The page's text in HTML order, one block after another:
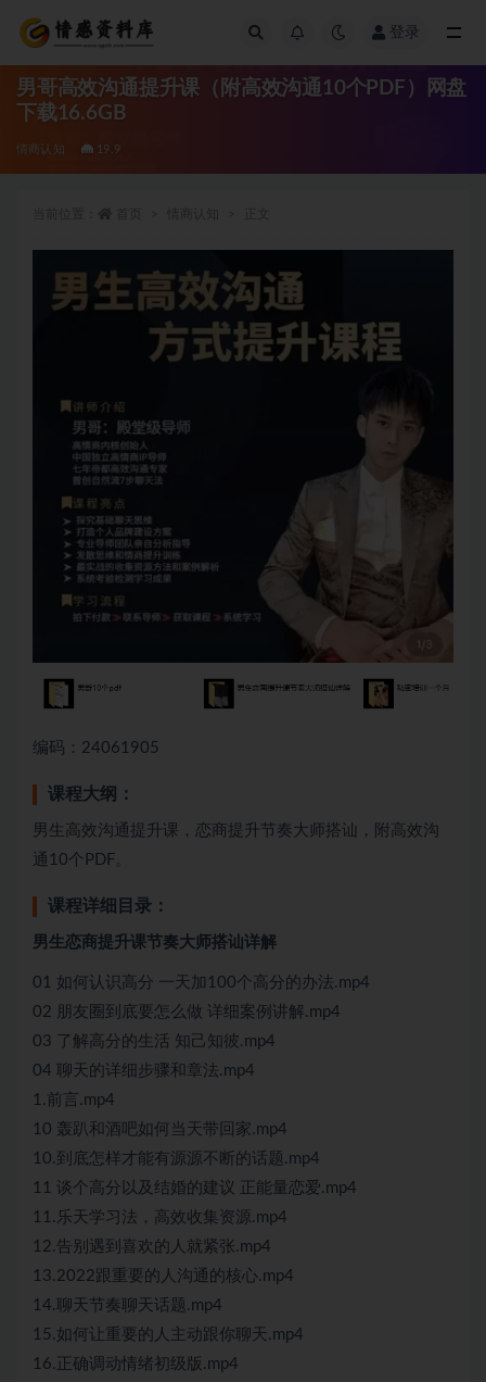
登录
男哥高效沟通提升课（附高效沟通10个PDF）网盘
下载16.6GB
情商认知 19.9
编码：24061905
课程大纲：
男生高效沟通提升课，恋商提升节奏大师搭讪，附高效沟
通10个PDF。
课程详细目录：
男生恋商提升课节奏大师搭讪详解
01 如何认识高分 一天加100个高分的办法.mp4
02 朋友圈到底要怎么做 详细案例讲解.mp4
03 了解高分的生活 知己知彼.mp4
04 聊天的详细步骤和章法.mp4
1.前言.mp4
10 轰趴和酒吧如何当天带回家.mp4
10.到底怎样才能有源源不断的话题.mp4
11 谈个高分以及结婚的建议 正能量恋爱.mp4
11.乐天学习法，高效收集资源.mp4
12.告别遇到喜欢的人就紧张.mp4
13.2022跟重要的人沟通的核心.mp4
14.聊天节奏聊天话题.mp4
15.如何让重要的人主动跟你聊天.mp4
16.正确调动情绪初级版.mp4